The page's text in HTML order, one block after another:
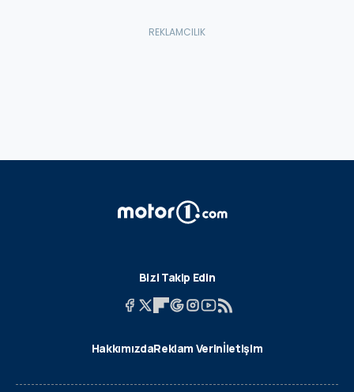
Bizi Takip Edin
HakkımızdaReklam Verinİletişim